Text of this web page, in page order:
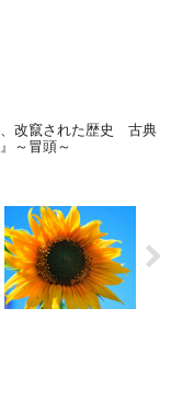
改竄された歴史 古典
～冒頭～